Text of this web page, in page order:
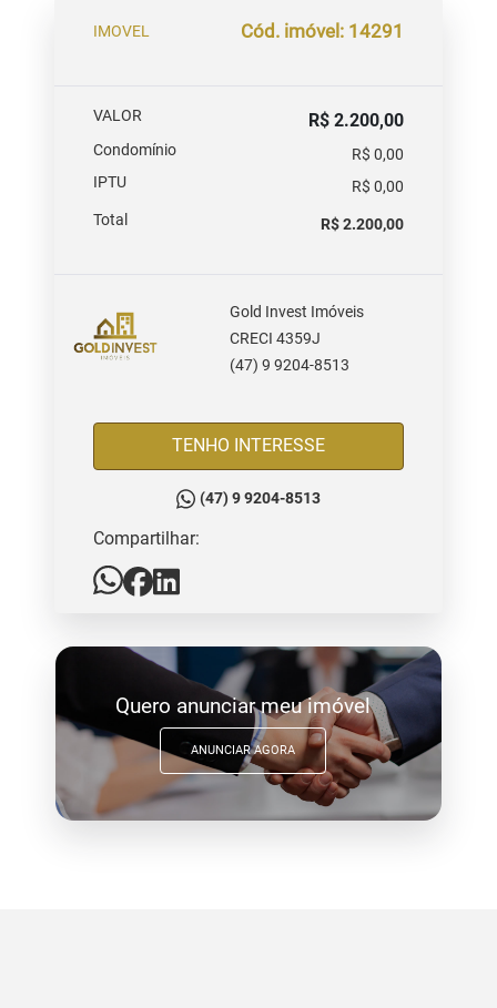
IMOVEL Cód. imóvel: 14291
VALOR R$ 2.200,00
Condomínio
R$ 0,00
IPTU
R$ 0,00
Total
R$ 2.200,00
Gold Invest Imóveis
CRECI 4359J
(47) 9 9204-8513
TENHO INTERESSE
(47) 9 9204-8513
Compartilhar:
Quero anunciar meu imóvel
ANUNCIAR AGORA